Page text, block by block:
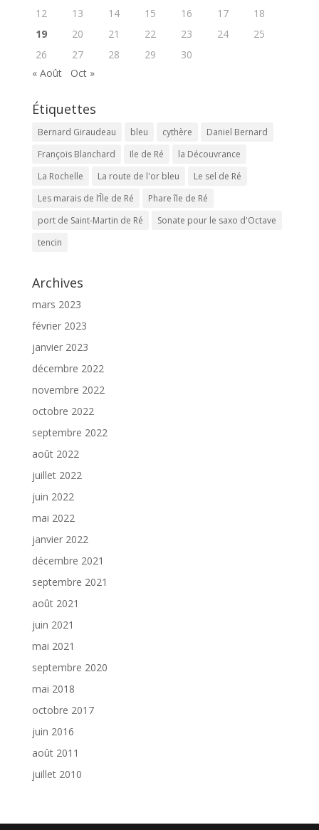
12
13 14 15 16 17
18
19
20 21 22 23 24
25
26
27 28 29
30
« Août
Oct »
Étiquettes
Bernard Giraudeau bleu cythère
Daniel Bernard
François Blanchard
Ile de Ré
la Découvrance
La Rochelle
La route de l'or bleu
Le sel de Ré
Les marais de l’Île de Ré
Phare île de Ré
port de Saint-Martin de Ré
Sonate pour le saxo d'Octave
tencin
Archives
mars 2023
février 2023
janvier 2023
décembre 2022
novembre 2022
octobre 2022
septembre 2022
août 2022
juillet 2022
juin 2022
mai 2022
janvier 2022
décembre 2021
septembre 2021
août 2021
juin 2021
mai 2021
septembre 2020
mai 2018
octobre 2017
juin 2016
août 2011
juillet 2010